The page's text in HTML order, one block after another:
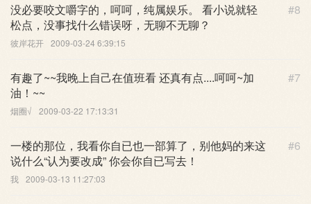
#8
没必要咬文嚼字的，呵呵，纯属娱乐。 看小说就轻
松点，没事找什么错误呀，无聊不无聊？
彼岸花开 2009-03-24 6:39:15
#7
有趣了~~我晚上自己在值班看 还真有点....呵呵~加
油！~~
烟圈√ 2009-03-22 17:13:31
#6
一楼的那位，我看你自已也一部算了，别他妈的来这
说什么“认为要改成” 你会你自已写去！
我 2009-03-13 11:27:03